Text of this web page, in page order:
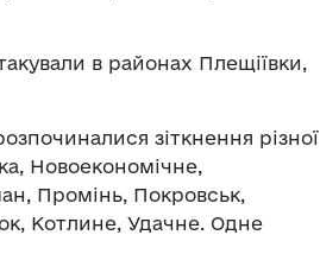
в районах Плещіївки,
зіткнення різної
Новоекономічне,
Промінь, Покровськ,
Котлине, Удачне. Одне